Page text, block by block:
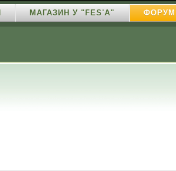
МАГАЗИН У "FES'A" ФОРУМ